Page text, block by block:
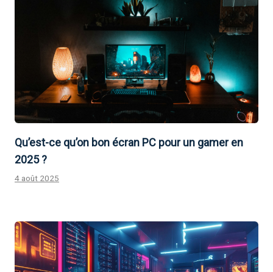
Qu’est-ce qu’on bon écran PC pour un gamer en
2025 ?
4 août 2025